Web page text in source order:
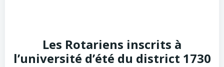
Les Rotariens inscrits à
l’université d’été du district 1730